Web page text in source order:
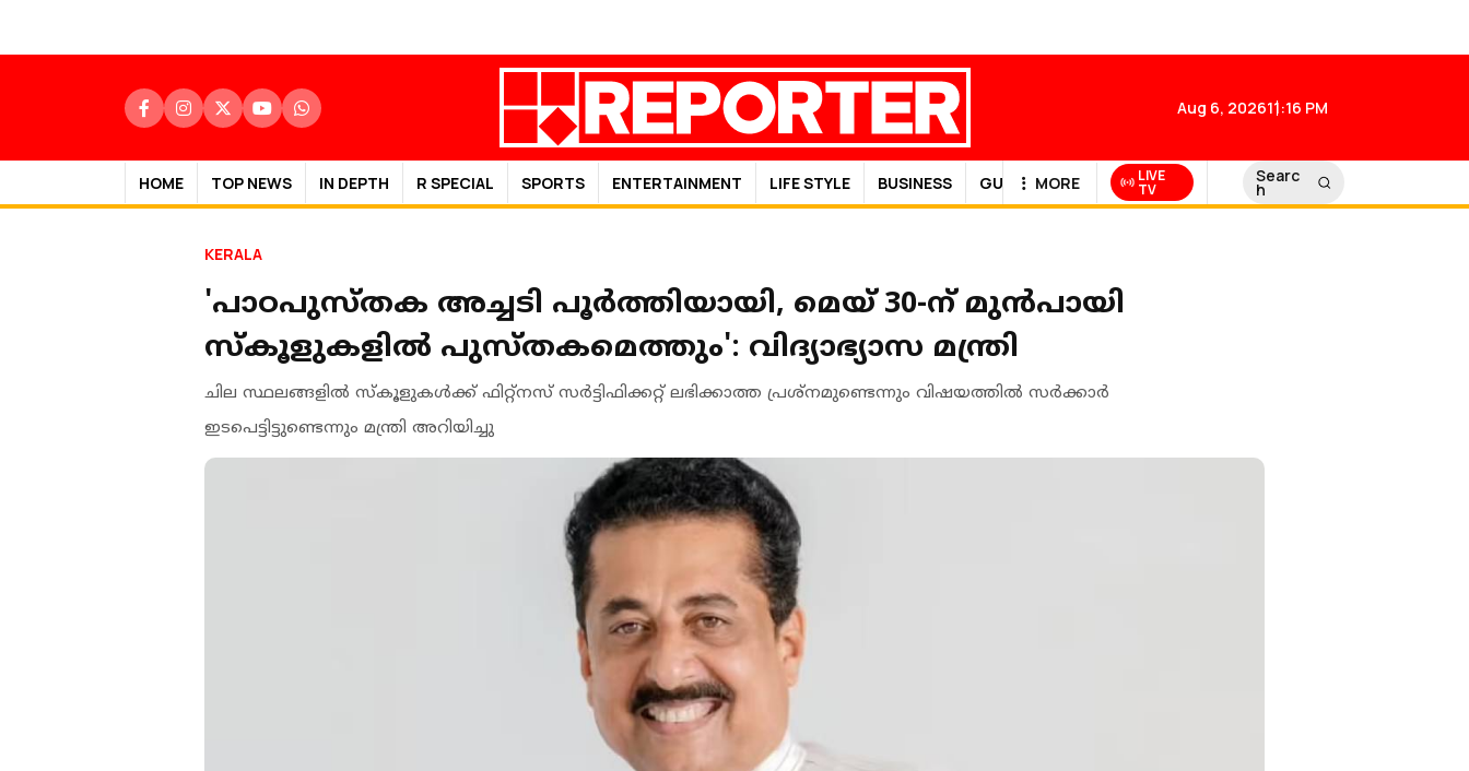
Aug 6, 202611:16 PM
HOME TOP NEWS IN DEPTH R SPECIAL SPORTS ENTERTAINMENT LIFE STYLE BUSINESS GULF NEWS
MORE LIVE
TV
Searc
h
KERALA
'പാഠപുസ്തക അച്ചടി പൂര്‍ത്തിയായി, മെയ് 30-ന് മുന്‍പായി
സ്‌കൂളുകളില്‍ പുസ്തകമെത്തും': വിദ്യാഭ്യാസ മന്ത്രി
ചില സ്ഥലങ്ങളില്‍ സ്‌കൂളുകള്‍ക്ക് ഫിറ്റ്‌നസ് സര്‍ട്ടിഫിക്കറ്റ് ലഭിക്കാത്ത പ്രശ്‌നമുണ്ടെന്നും വിഷയത്തില്‍ സര്‍ക്കാര്‍
ഇടപെട്ടിട്ടുണ്ടെന്നും മന്ത്രി അറിയിച്ചു